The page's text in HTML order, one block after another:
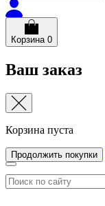
Корзина 0
Ваш заказ
Корзина пуста
Продолжить покупки